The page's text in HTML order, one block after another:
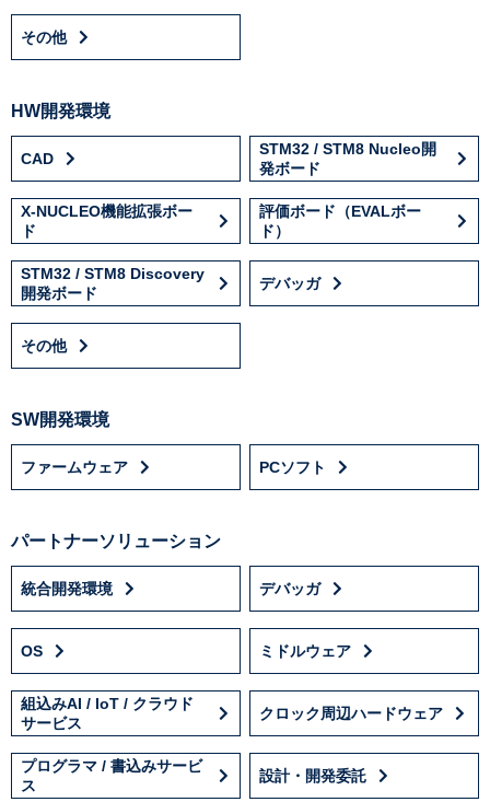
その他
HW開発環境
CAD
STM32 / STM8 Nucleo開
発ボード
X-NUCLEO機能拡張ボー
ド
評価ボード（EVALボー
ド）
STM32 / STM8 Discovery
開発ボード
デバッガ
その他
SW開発環境
ファームウェア PCソフト
パートナーソリューション
統合開発環境 デバッガ
OS ミドルウェア
組込みAI / IoT / クラウド
サービス
クロック周辺ハードウェア
プログラマ / 書込みサービ
ス
設計・開発委託